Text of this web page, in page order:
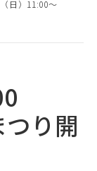
（日）11:00～
り開